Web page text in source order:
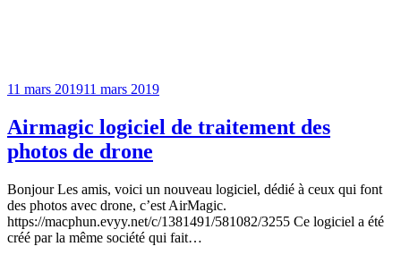
11 mars 201911 mars 2019
Airmagic logiciel de traitement des
photos de drone
Bonjour Les amis, voici un nouveau logiciel, dédié à ceux qui font
des photos avec drone, c’est AirMagic.
https://macphun.evyy.net/c/1381491/581082/3255 Ce logiciel a été
créé par la même société qui fait…